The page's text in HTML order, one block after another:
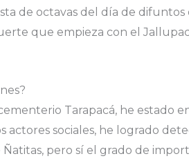
de octavas del día de difuntos
que empieza con el
Tarapacá, he estado
actores sociales, he logrado
pero sí el grado de